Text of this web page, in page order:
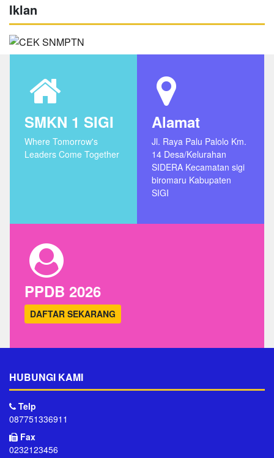
Iklan
SMKN 1 SIGI
Where Tomorrow's
Leaders Come Together
Alamat
Jl. Raya Palu Palolo Km.
14 Desa/Kelurahan
SIDERA Kecamatan sigi
biromaru Kabupaten
SIGI
PPDB 2026
DAFTAR SEKARANG
HUBUNGI KAMI
Telp
087751336911
Fax
0232123456